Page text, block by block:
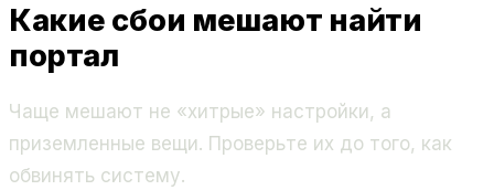
Какие сбои мешают найти
портал
Чаще мешают не «хитрые» настройки, а
приземленные вещи. Проверьте их до того, как
обвинять систему.